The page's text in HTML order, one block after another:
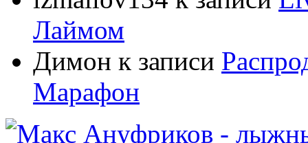
Лаймом
Димон к записи
Марафон